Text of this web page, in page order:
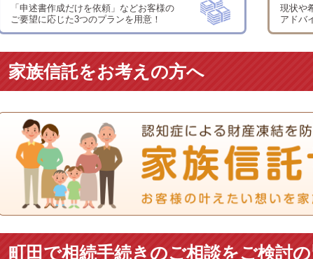
「申述書作成だけを依頼」 などお客様の
ご要望に応じた3つのプランを用意！
現状や
アドバ
家族信託をお考えの方へ
町田で相続手続きのご相談をご検討